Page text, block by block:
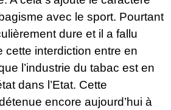
avec le sport. Pourtant
dure et il a fallu
cette interdiction entre en
l’industrie du tabac est en
dans l’Etat. Cette
encore aujourd’hui à